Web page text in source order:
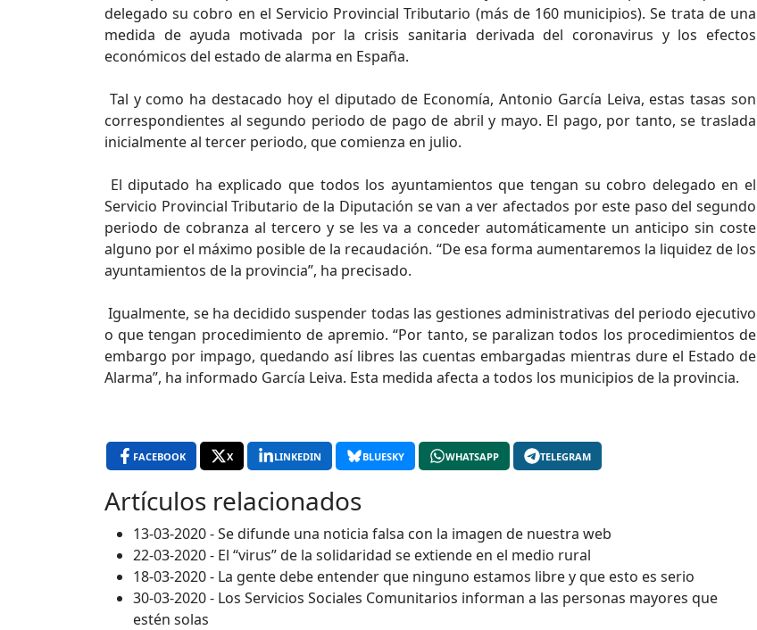
delegado su cobro en el Servicio Provincial Tributario (más de 160 municipios). Se trata de una
medida de ayuda motivada por la crisis sanitaria derivada del coronavirus y los efectos
económicos del estado de alarma en España.
Tal y como ha destacado hoy el diputado de Economía, Antonio García Leiva, estas tasas son
correspondientes al segundo periodo de pago de abril y mayo. El pago, por tanto, se traslada
inicialmente al tercer periodo, que comienza en julio.
El diputado ha explicado que todos los ayuntamientos que tengan su cobro delegado en el
Servicio Provincial Tributario de la Diputación se van a ver afectados por este paso del segundo
periodo de cobranza al tercero y se les va a conceder automáticamente un anticipo sin coste
alguno por el máximo posible de la recaudación. “De esa forma aumentaremos la liquidez de los
ayuntamientos de la provincia”, ha precisado.
Igualmente, se ha decidido suspender todas las gestiones administrativas del periodo ejecutivo
o que tengan procedimiento de apremio. “Por tanto, se paralizan todos los procedimientos de
embargo por impago, quedando así libres las cuentas embargadas mientras dure el Estado de
Alarma”, ha informado García Leiva. Esta medida afecta a todos los municipios de la provincia.
FACEBOOK X LINKEDIN BLUESKY WHATSAPP TELEGRAM
Artículos relacionados
13-03-2020 - Se difunde una noticia falsa con la imagen de nuestra web
22-03-2020 - El “virus” de la solidaridad se extiende en el medio rural
18-03-2020 - La gente debe entender que ninguno estamos libre y que esto es serio
30-03-2020 - Los Servicios Sociales Comunitarios informan a las personas mayores que
estén solas